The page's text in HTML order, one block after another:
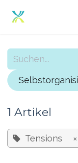
1 Artikel
Tensions ×